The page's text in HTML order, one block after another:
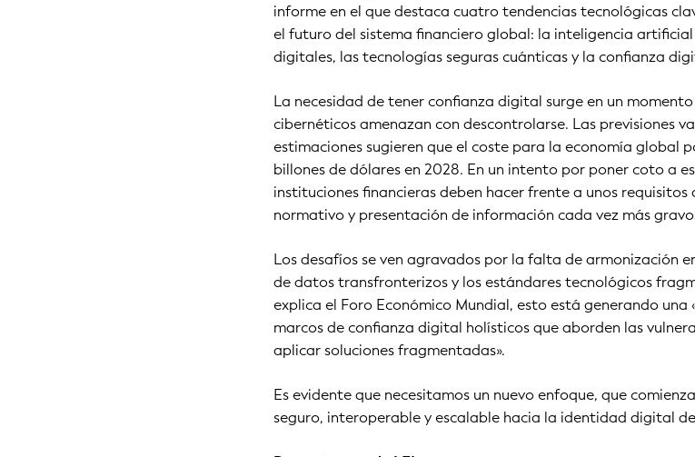
informe en el que destaca cuatro tendencias tecnológicas
el futuro del sistema financiero global: la inteligencia artificial
digitales, las tecnologías seguras cuánticas y la confianza
La necesidad de tener confianza digital surge en un
cibernéticos amenazan con descontrolarse. Las previsiones
estimaciones sugieren que el coste para la economía global
billones de dólares en 2028. En un intento por poner coto a
instituciones financieras deben hacer frente a unos
normativo y presentación de información cada vez más
Los desafíos se ven agravados por la falta de armonización
de datos transfronterizos y los estándares tecnológicos
explica el Foro Económico Mundial, esto está generando una
marcos de confianza digital holísticos que aborden las
aplicar soluciones fragmentadas».
Es evidente que necesitamos un nuevo enfoque, que
seguro, interoperable y escalable hacia la identidad digital